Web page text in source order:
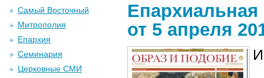
от 5 апреля
Самый Восточный
Митрополия
Епархия
Семинария
Церковные СМИ